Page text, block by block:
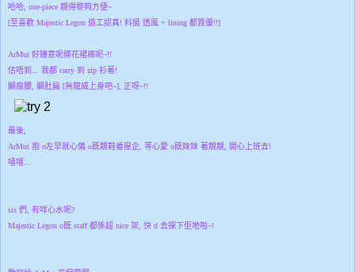
哈哈, one-piece 靚得黎夠方便~
[至喜歡 Majestic Legon 造工認真! 料挺 透風 + lining 都質優!!]
ArMui 好鐘意呢條花裙褲呢~!!
估唔到... 我都 carry 到 zip 衫著!
顯瘦腰, 顯肚扁 [無龍威上身吧~], 正呀~!!
最後,
ArMui 抱 o左早就心儀 o既靚鞋番屋企, 等心愛 o既妹妹 著靚靚, 開心上班去!
嘻嘻...
sis 們, 有咩心水呢?
Majestic Legon o既 staff 都係超 nice 架, 快 d 去探下佢地啦~!